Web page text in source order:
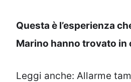
Questa è l’esperienza
Marino hanno trovato in
Leggi anche: Allarme